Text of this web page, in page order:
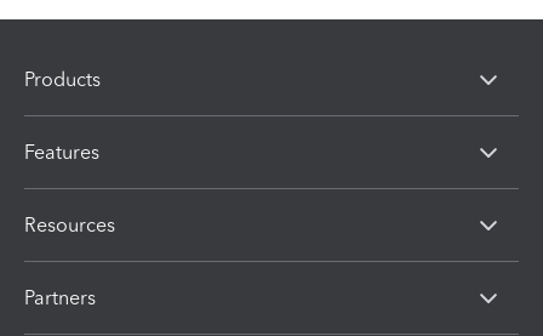
Products
Features
Resources
Partners